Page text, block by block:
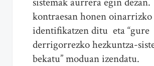
kontraesan honen oinarrizko
identifikatzen ditu eta “gure
derrigorrezko hezkuntza-
bekatu” moduan izendatu.